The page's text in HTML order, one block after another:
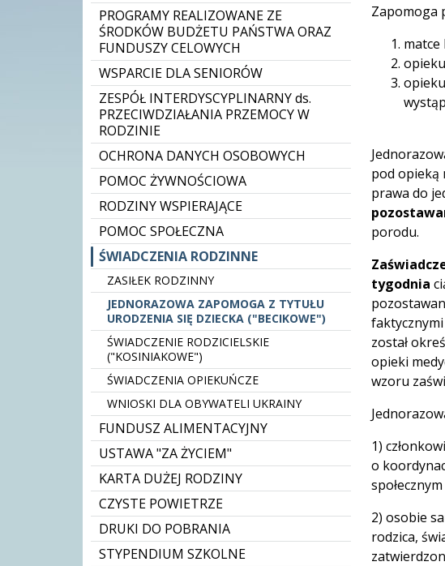
PROGRAMY REALIZOWANE ZE
ŚRODKÓW BUDŻETU PAŃSTWA ORAZ
FUNDUSZY CELOWYCH
WSPARCIE DLA SENIORÓW
ZESPÓŁ INTERDYSCYPLINARNY ds.
PRZECIWDZIAŁANIA PRZEMOCY W
RODZINIE
OCHRONA DANYCH OSOBOWYCH
POMOC ŻYWNOŚCIOWA
RODZINY WSPIERAJĄCE
POMOC SPOŁECZNA
ŚWIADCZENIA RODZINNE
ZASIŁEK RODZINNY
JEDNORAZOWA ZAPOMOGA Z TYTUŁU
URODZENIA SIĘ DZIECKA ("BECIKOWE")
ŚWIADCZENIE RODZICIELSKIE
("KOSINIAKOWE")
ŚWIADCZENIA OPIEKUŃCZE
WNIOSKI DLA OBYWATELI UKRAINY
FUNDUSZ ALIMENTACYJNY
USTAWA "ZA ŻYCIEM"
KARTA DUŻEJ RODZINY
CZYSTE POWIETRZE
DRUKI DO POBRANIA
STYPENDIUM SZKOLNE
Zapomoga
matce
pod opieką
prawa do
porodu.
tygodnia
został
opieki
wzoru
1)
o
2) osobie
rodzica,